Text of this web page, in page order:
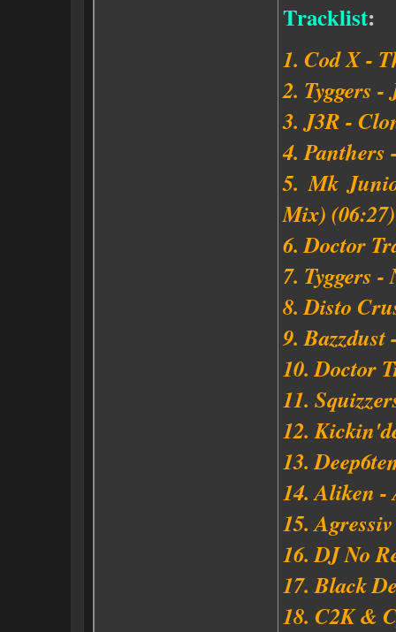
Tracklist:
1. Cod X -
2. Tyggers
3. J3R -
4. Panthers
5. Mk
Mix) (06:27)
6. Doctor
7. Tyggers
8. Disto
9.
10. Doctor
11.
12.
13.
14. Aliken -
15.
16. DJ No
17. Black
18. C2K &